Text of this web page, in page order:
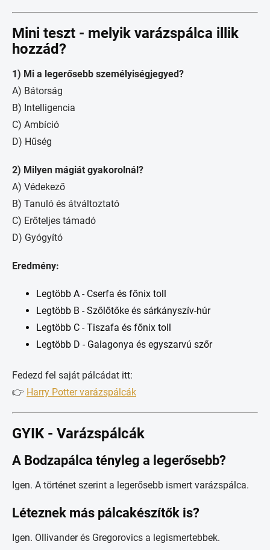
Mini teszt - melyik varázspálca illik
hozzád?
1) Mi a legerősebb személyiségjegyed?
A) Bátorság
B) Intelligencia
C) Ambíció
D) Hűség
2) Milyen mágiát gyakorolnál?
A) Védekező
B) Tanuló és átváltoztató
C) Erőteljes támadó
D) Gyógyító
Eredmény:
Legtöbb A - Cserfa és főnix toll
Legtöbb B - Szőlőtőke és sárkányszív-húr
Legtöbb C - Tiszafa és főnix toll
Legtöbb D - Galagonya és egyszarvú szőr
Fedezd fel saját pálcádat itt:
👉 Harry Potter varázspálcák
GYIK - Varázspálcák
A Bodzapálca tényleg a legerősebb?
Igen. A történet szerint a legerősebb ismert varázspálca.
Léteznek más pálcakészítők is?
Igen. Ollivander és Gregorovics a legismertebbek.